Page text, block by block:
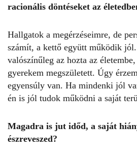
racionális döntéseket az
Hallgatok a megérzéseimre, de
számít, a kettő együtt működik
valószínűleg az hozta az
gyerekem megszületett. Úgy
egyensúly van. Ha mindenki jól
én is jól tudok működni a saját
Magadra is jut időd, a saját
észreveszed?